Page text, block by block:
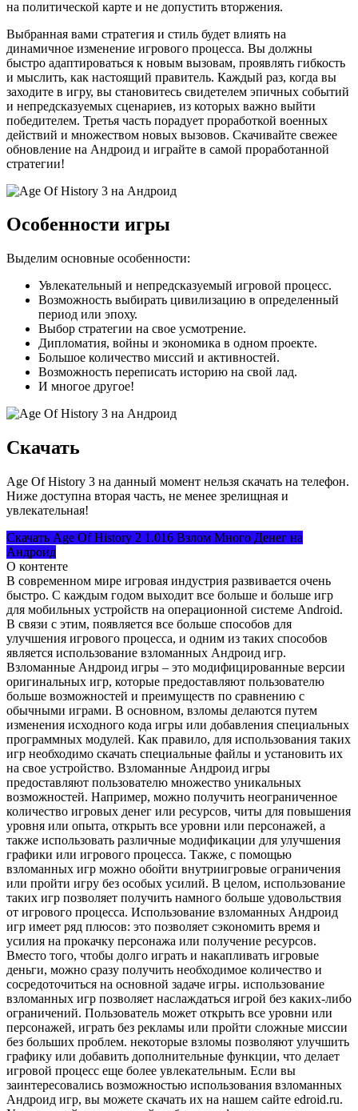
на политической карте и не допустить вторжения.
Выбранная вами стратегия и стиль будет влиять на
динамичное изменение игрового процесса. Вы должны
быстро адаптироваться к новым вызовам, проявлять гибкость
и мыслить, как настоящий правитель. Каждый раз, когда вы
заходите в игру, вы становитесь свидетелем эпичных событий
и непредсказуемых сценариев, из которых важно выйти
победителем. Третья часть порадует проработкой военных
действий и множеством новых вызовов. Скачивайте свежее
обновление на Андроид и играйте в самой проработанной
стратегии!
Особенности игры
Выделим основные особенности:
Увлекательный и непредсказуемый игровой процесс.
Возможность выбирать цивилизацию в определенный
период или эпоху.
Выбор стратегии на свое усмотрение.
Дипломатия, войны и экономика в одном проекте.
Большое количество миссий и активностей.
Возможность переписать историю на свой лад.
И многое другое!
Скачать
Age Of History 3 на данный момент нельзя скачать на телефон.
Ниже доступна вторая часть, не менее зрелищная и
увлекательная!
Скачать Age Of History 2 1.016 Взлом Много Денег на
Андроид
О контенте
В современном мире игровая индустрия развивается очень
быстро. С каждым годом выходит все больше и больше игр
для мобильных устройств на операционной системе Android.
В связи с этим, появляется все больше способов для
улучшения игрового процесса, и одним из таких способов
является использование взломанных Андроид игр.
Взломанные Андроид игры – это модифицированные версии
оригинальных игр, которые предоставляют пользователю
больше возможностей и преимуществ по сравнению с
обычными играми. В основном, взломы делаются путем
изменения исходного кода игры или добавления специальных
программных модулей. Как правило, для использования таких
игр необходимо скачать специальные файлы и установить их
на свое устройство. Взломанные Андроид игры
предоставляют пользователю множество уникальных
возможностей. Например, можно получить неограниченное
количество игровых денег или ресурсов, читы для повышения
уровня или опыта, открыть все уровни или персонажей, а
также использовать различные модификации для улучшения
графики или игрового процесса. Также, с помощью
взломанных игр можно обойти внутриигровые ограничения
или пройти игру без особых усилий. В целом, использование
таких игр позволяет получить намного больше удовольствия
от игрового процесса. Использование взломанных Андроид
игр имеет ряд плюсов: это позволяет сэкономить время и
усилия на прокачку персонажа или получение ресурсов.
Вместо того, чтобы долго играть и накапливать игровые
деньги, можно сразу получить необходимое количество и
сосредоточиться на основной задаче игры. использование
взломанных игр позволяет наслаждаться игрой без каких-либо
ограничений. Пользователь может открыть все уровни или
персонажей, играть без рекламы или пройти сложные миссии
без больших проблем. некоторые взломы позволяют улучшить
графику или добавить дополнительные функции, что делает
игровой процесс еще более увлекательным. Если вы
заинтересовались возможностью использования взломанных
Андроид игр, вы можете скачать их на нашем сайте edroid.ru.